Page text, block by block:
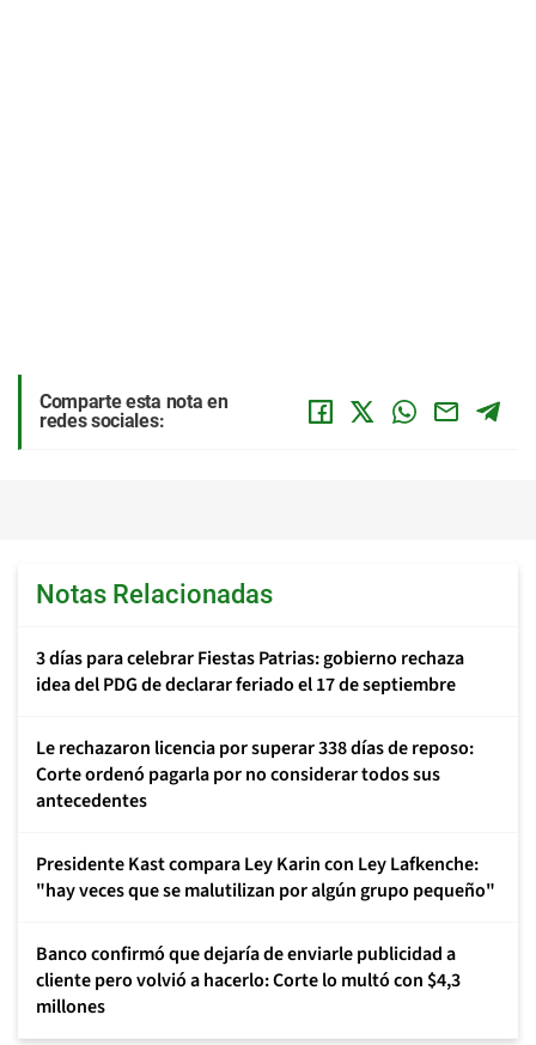
Comparte esta nota en
redes sociales:
Notas Relacionadas
3 días para celebrar Fiestas Patrias: gobierno rechaza
idea del PDG de declarar feriado el 17 de septiembre
Le rechazaron licencia por superar 338 días de reposo:
Corte ordenó pagarla por no considerar todos sus
antecedentes
Presidente Kast compara Ley Karin con Ley Lafkenche:
"hay veces que se malutilizan por algún grupo pequeño"
Banco confirmó que dejaría de enviarle publicidad a
cliente pero volvió a hacerlo: Corte lo multó con $4,3
millones